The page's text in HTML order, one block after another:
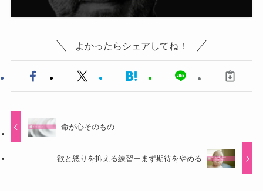
よかったらシェアしてね！
命が心そのもの
欲と怒りを抑える練習ーまず期待をやめる